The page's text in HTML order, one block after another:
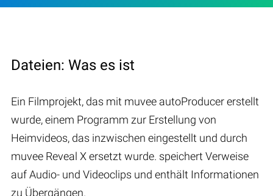
Dateien: Was es ist
Ein Filmprojekt, das mit muvee autoProducer erstellt
wurde, einem Programm zur Erstellung von
Heimvideos, das inzwischen eingestellt und durch
muvee Reveal X ersetzt wurde. speichert Verweise
auf Audio- und Videoclips und enthält Informationen
zu Übergängen.